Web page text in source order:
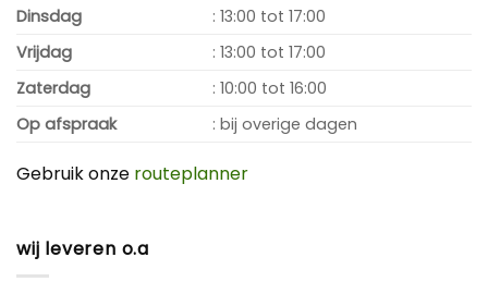
Dinsdag
: 13:00 tot 17:00
Vrijdag
: 13:00 tot 17:00
Zaterdag
: 10:00 tot 16:00
Op afspraak
: bij overige dagen
Gebruik onze routeplanner
wij leveren o.a